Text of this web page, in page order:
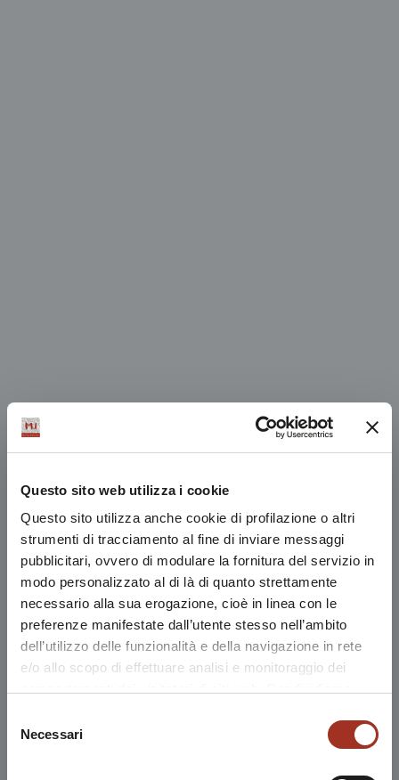
Questo sito web utilizza i cookie
Questo sito utilizza anche cookie di profilazione o altri
strumenti di tracciamento al fine di inviare messaggi
pubblicitari, ovvero di modulare la fornitura del servizio in
modo personalizzato al di là di quanto strettamente
necessario alla sua erogazione, cioè in linea con le
preferenze manifestate dall’utente stesso nell’ambito
dell’utilizzo delle funzionalità e della navigazione in rete
e/o allo scopo di effettuare analisi e monitoraggio dei
nostro sito, con i nostri partner che si occupano di analisi
dei dati web, pubblicità e social media, i quali potrebbero
combinarle con altre informazioni che l'utente ha fornito
delNecessari